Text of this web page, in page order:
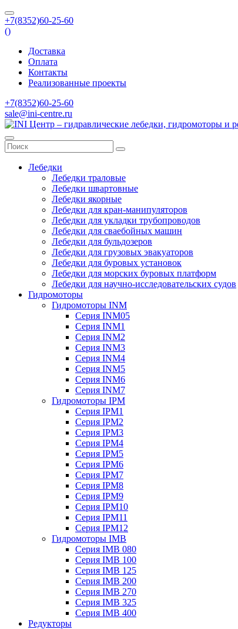
+7(8352)60-25-60
()
Доставка
Оплата
Контакты
Реализованные проекты
+7(8352)60-25-60
sale@ini-centre.ru
Лебедки
Лебедки траловые
Лебедки швартовные
Лебедки якорные
Лебедки для кран-манипуляторов
Лебедки для укладки трубопроводов
Лебедки для сваебойных машин
Лебедки для бульдозеров
Лебедки для грузовых эвакуаторов
Лебедки для буровых установок
Лебедки для морских буровых платформ
Лебедки для научно-исследовательских судов
Гидромоторы
Гидромоторы INM
Серия INM05
Серия INM1
Серия INM2
Серия INM3
Серия INM4
Серия INM5
Серия INM6
Серия INM7
Гидромоторы IPM
Серия IPM1
Серия IPM2
Серия IPM3
Серия IPM4
Серия IPM5
Серия IPM6
Серия IPM7
Серия IPM8
Серия IPM9
Серия IPM10
Серия IPM11
Серия IPM12
Гидромоторы IMB
Серия IMB 080
Серия IMB 100
Серия IMB 125
Серия IMB 200
Серия IMB 270
Серия IMB 325
Серия IMB 400
Редукторы